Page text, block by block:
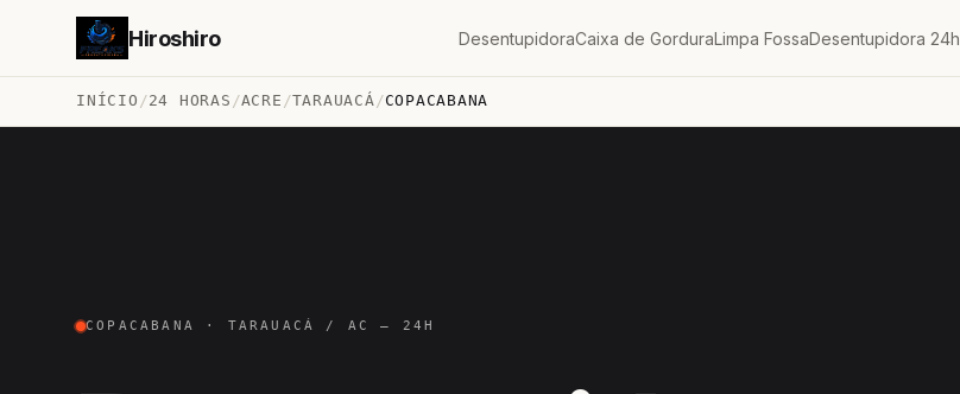
Hiroshiro DesentupidoraCaixa de GorduraLimpa FossaDesentupidora 24h
INÍCIO /24 HORAS /ACRE /TARAUACÁ /COPACABANA
COPACABANA · TARAUACÁ / AC — 24H